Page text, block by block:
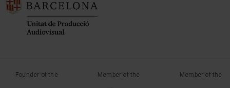
Founder of the Member of the Member of the